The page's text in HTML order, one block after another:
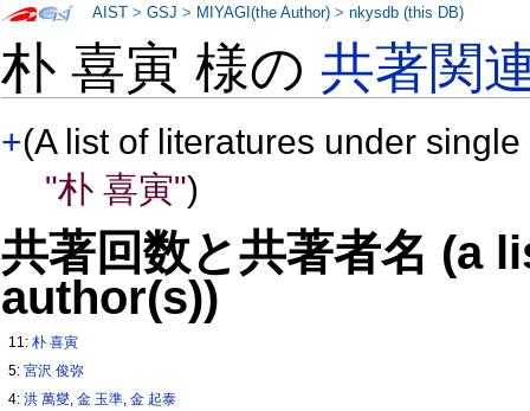
朴 喜寅 様の共著関
+(A list of literatures under
"朴 喜寅")
共著回数と共著者名 (a
author(s))
11:朴 喜寅
5:宮沢 俊弥
4:洪 萬燮,金 玉準,金 起泰
AIST >GSJ > MIYAGI(the Author) >nkysdb (this DB)